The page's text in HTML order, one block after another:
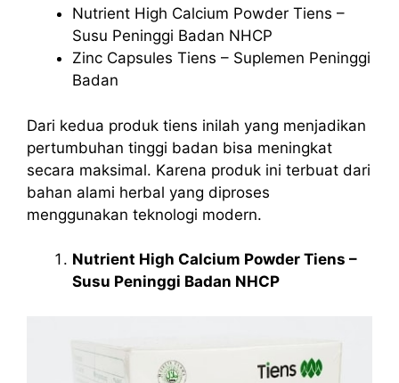
Nutrient High Calcium Powder Tiens –
Susu Peninggi Badan NHCP
Zinc Capsules Tiens – Suplemen Peninggi
Badan
Dari kedua produk tiens inilah yang menjadikan
pertumbuhan tinggi badan bisa meningkat
secara maksimal. Karena produk ini terbuat dari
bahan alami herbal yang diproses
menggunakan teknologi modern.
Nutrient High Calcium Powder Tiens –
Susu Peninggi Badan NHCP